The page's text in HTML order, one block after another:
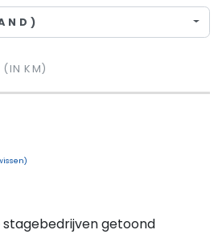
(IN KM)
stagebedrijven getoond